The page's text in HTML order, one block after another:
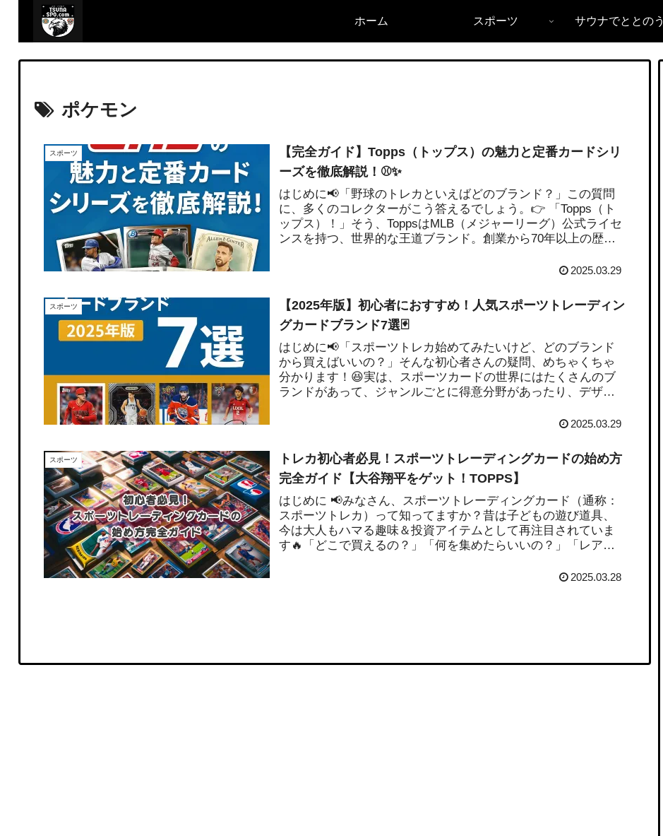
ホーム スポーツ サウナでととのう
ポケモン
スポーツ
【完全ガイド】Topps（トップス）の魅力と定番カードシリ
ーズを徹底解説！⚾️✨
はじめに📢「野球のトレカといえばどのブランド？」この質問
に、多くのコレクターがこう答えるでしょう。👉 「Topps（ト
ップス）！」そう、ToppsはMLB（メジャーリーグ）公式ライセ
ンスを持つ、世界的な王道ブランド。創業から70年以上の歴
2025.03.29
スポーツ
【2025年版】初心者におすすめ！人気スポーツトレーディン
グカードブランド7選🃏
はじめに📢「スポーツトレカ始めてみたいけど、どのブランド
から買えばいいの？」そんな初心者さんの疑問、めちゃくちゃ
分かります！😆実は、スポーツカードの世界にはたくさんのブ
ランドがあって、ジャンルごとに得意分野があったり、デザイ
2025.03.29
スポーツ
トレカ初心者必見！スポーツトレーディングカードの始め方
完全ガイド【大谷翔平をゲット！TOPPS】
はじめに 📢みなさん、スポーツトレーディングカード（通称：
スポーツトレカ）って知ってますか？昔は子どもの遊び道具、
今は大人もハマる趣味＆投資アイテムとして再注目されていま
す🔥「どこで買えるの？」「何を集めたらいいの？」「レアカ
2025.03.28